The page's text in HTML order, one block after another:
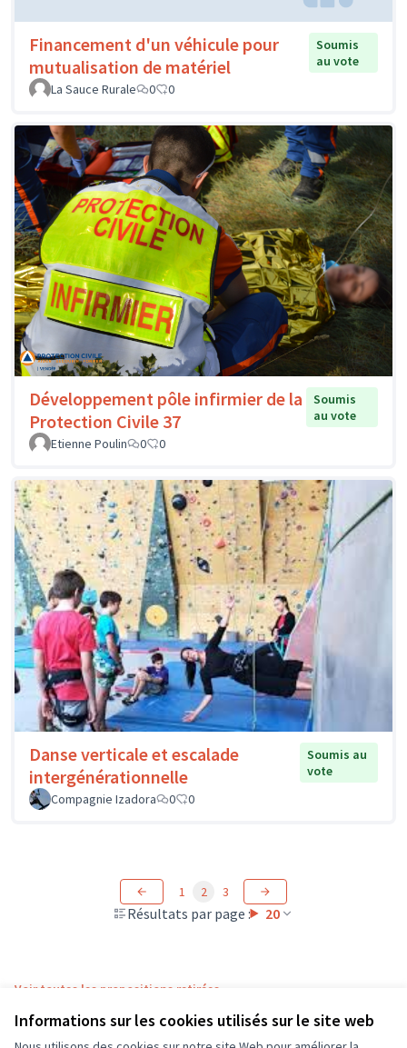
Informations sur les cookies utilisés sur le site web
Financement d'un véhicule pour
mutualisation de matériel
Soumis
au vote
La Sauce Rurale
0 0
Développement pôle infirmier de la
Protection Civile 37
Soumis
au vote
Etienne Poulin
0 0
Danse verticale et escalade
intergénérationnelle
Soumis au
vote
Compagnie Izadora
0 0
Résultats par page : 20
1 2 3
Voir toutes les propositions retirées